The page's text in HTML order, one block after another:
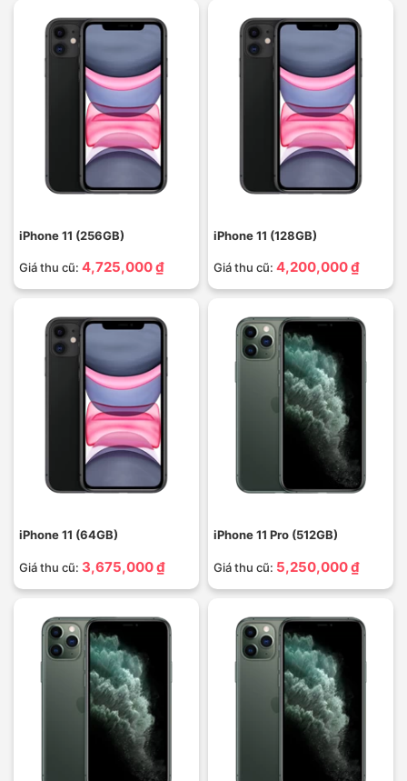
iPhone 11 (256GB)
Giá thu cũ: 4,725,000 ₫
iPhone 11 (128GB)
Giá thu cũ: 4,200,000 ₫
iPhone 11 (64GB)
Giá thu cũ: 3,675,000 ₫
iPhone 11 Pro (512GB)
Giá thu cũ: 5,250,000 ₫